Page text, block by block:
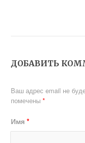
ДОБАВИТЬ
Ваш адрес email не
помечены*
Имя*